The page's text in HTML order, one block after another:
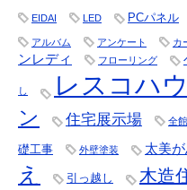
EIDAI LED PCパネル
アルバム アンケート カ
ンレディ
フローリング
し レスコハ
ン
住宅展示場 全
礎工事 外壁塗装 太美
え
引っ越し 木造